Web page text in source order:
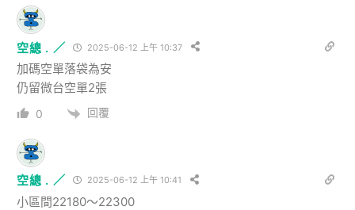
空總 . ／ 2025-06-12 上午 10:37
加碼空單落袋為安
仍留微台空單2張
0 回覆
空總 . ／ 2025-06-12 上午 10:41
小區間22180～22300